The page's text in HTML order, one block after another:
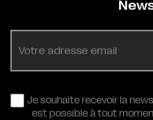
Je souhaite recevoir la
est possible à tout